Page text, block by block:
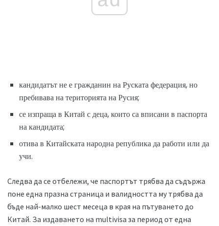
кандидатът не е гражданин на Руската федерация, но
пребивава на територията на Русия;
се изпраща в Китай с деца, които са вписани в паспорта
на кандидата;
отива в Китайската народна република да работи или да
учи.
Следва да се отбележи, че паспортът трябва да съдържа
поне една празна страница и валидността му трябва да
бъде най-малко шест месеца в края на пътуването до
Китай. За издаването на multivisa за период от една